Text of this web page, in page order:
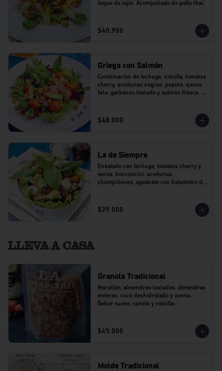
toque de tajín. Acompañado de pollo thai.
$40.900
Griega con Salmón
Combinación de lechuga, cebolla, tomates
cherry, aceitunas negras, pepino, queso
feta, garbanzo tostado y salmón fresco.
$48.000
La de Siempre
Ensalada con lechuga, tomates cherry y
secos, bocconcini, aceitunas,
champiñones, aguacate con balsámico de
$29.000
LLEVA A CASA
Granola Tradicional
Marañón, almendras tostadas, almendras
enteras, coco deshidratado y avena.
Sabor suave, canela y vainilla.
$45.000
Molde Tradicional